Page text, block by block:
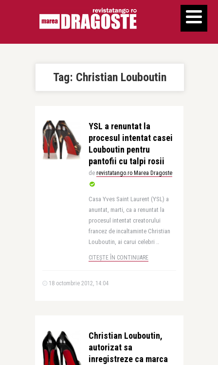
Tag: Christian Louboutin
YSL a renuntat la
procesul intentat casei
Louboutin pentru
pantofii cu talpi rosii
de revistatango.ro Marea Dragoste
Casa Yves Saint Laurent (YSL) a
anuntat, marti, ca a renuntat la
procesul intentat creatorului
francez de incaltaminte Christian
Louboutin, ai carui celebri ..
CITEȘTE ÎN CONTINUARE
18 octombrie 2012, 14:04
Christian Louboutin,
autorizat sa
inregistreze ca marca